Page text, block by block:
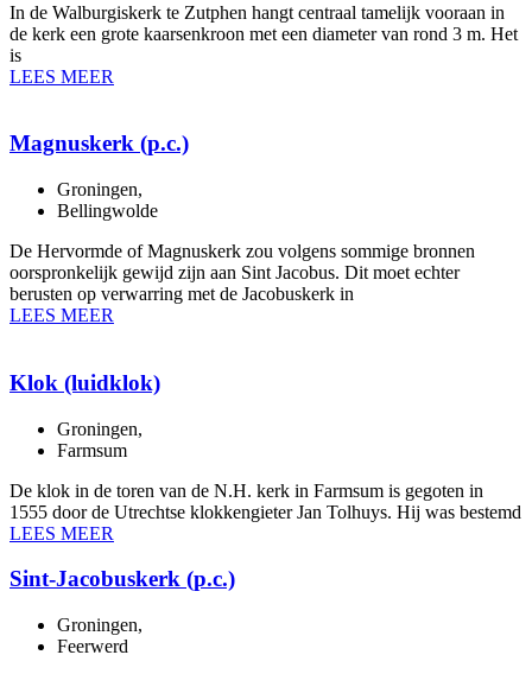
In de Walburgiskerk te Zutphen hangt centraal tamelijk vooraan in
de kerk een grote kaarsenkroon met een diameter van rond 3 m. Het
is
LEES MEER
Magnuskerk (p.c.)
Groningen,
Bellingwolde
De Hervormde of Magnuskerk zou volgens sommige bronnen
oorspronkelijk gewijd zijn aan Sint Jacobus. Dit moet echter
berusten op verwarring met de Jacobuskerk in
LEES MEER
Klok (luidklok)
Groningen,
Farmsum
De klok in de toren van de N.H. kerk in Farmsum is gegoten in
1555 door de Utrechtse klokkengieter Jan Tolhuys. Hij was bestemd
LEES MEER
Sint-Jacobuskerk (p.c.)
Groningen,
Feerwerd